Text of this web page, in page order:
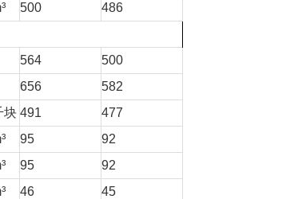
500
486
564
500
656
582
块 491
477
95
92
95
92
46
45